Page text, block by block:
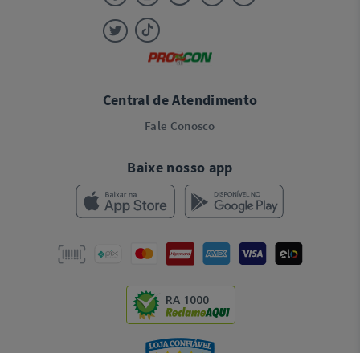
Central de Atendimento
Fale Conosco
Baixe nosso app
RA 1000